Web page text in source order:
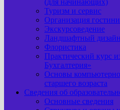
(для начинающих)
Туризм и сервис
Организация
Экскурсоведение
Ландшафтный дизайн
Флористика
Практический курс
Бухгалтерия»
Основы
старшего возраста
Сведения об
Основные сведения